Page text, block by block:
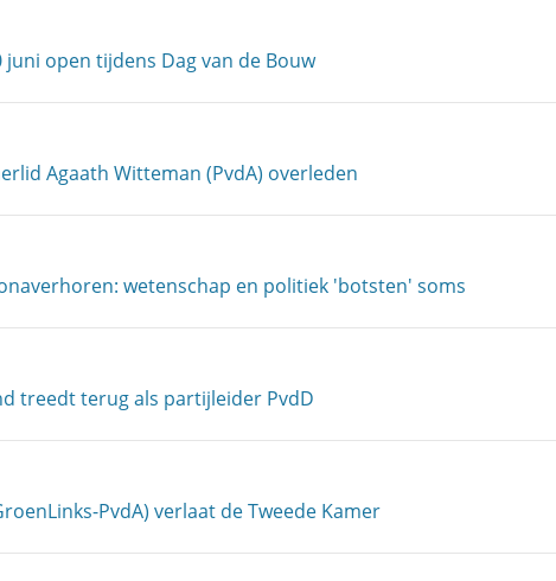
open tijdens Dag van de Bouw
Agaath Witteman (PvdA) overleden
wetenschap en politiek 'botsten' soms
treedt terug als partijleider PvdD
PvdA) verlaat de Tweede Kamer